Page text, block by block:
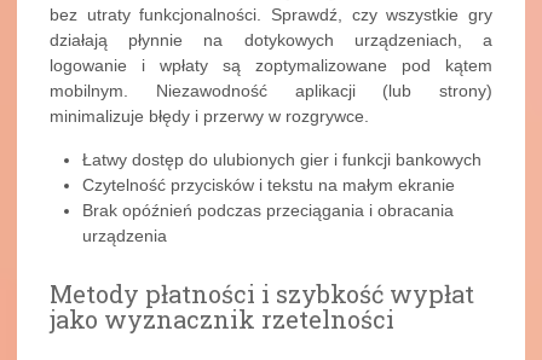
bez utraty funkcjonalności. Sprawdź, czy wszystkie gry
działają płynnie na dotykowych urządzeniach, a
logowanie i wpłaty są zoptymalizowane pod kątem
mobilnym. Niezawodność aplikacji (lub strony)
minimalizuje błędy i przerwy w rozgrywce.
Łatwy dostęp do ulubionych gier i funkcji bankowych
Czytelność przycisków i tekstu na małym ekranie
Brak opóźnień podczas przeciągania i obracania
urządzenia
Metody płatności i szybkość wypłat
jako wyznacznik rzetelności